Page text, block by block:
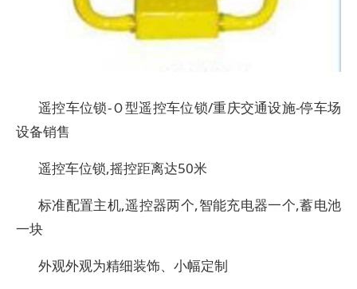
遥控车位锁-Ｏ型遥控车位锁/重庆交通设施-停车场
设备销售
遥控车位锁,摇控距离达50米
标准配置主机,遥控器两个,智能充电器一个,蓄电池
一块
外观外观为精细装饰、小幅定制